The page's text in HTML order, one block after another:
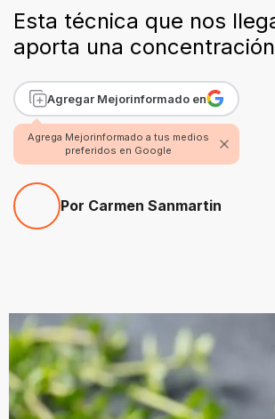
Esta técnica que nos
aporta una
Agregar Mejorinformado en
Agrega Mejorinformado a tus medios
preferidos en Google
Por Carmen Sanmartin